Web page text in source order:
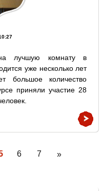
лучшую комнату в
уже несколько лет
большое количество
приняли участие 28
6 7 »